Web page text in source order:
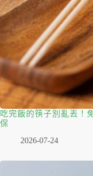
吃完飯的筷子別亂丟！
保
2026-07-24